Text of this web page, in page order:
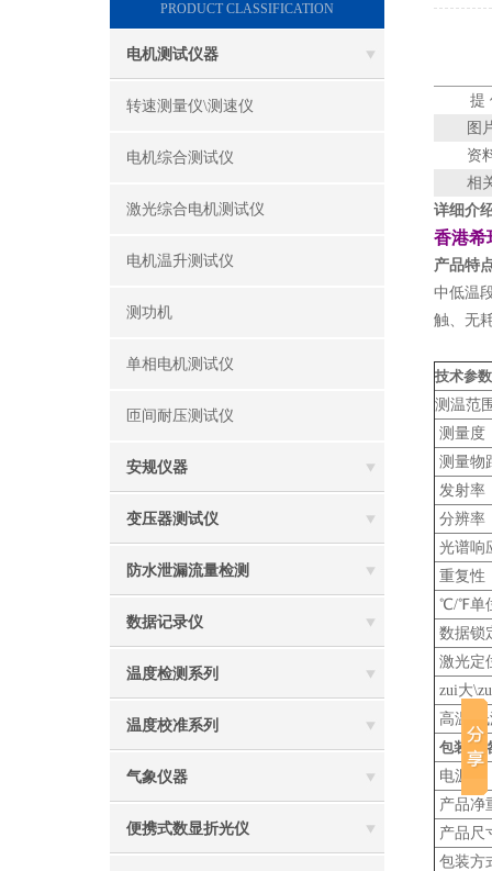
PRODUCT CLASSIFICATION
电机测试仪器
转速测量仪\测速仪
电机综合测试仪
激光综合电机测试仪
电机温升测试仪
测功机
单相电机测试仪
匝间耐压测试仪
安规仪器
变压器测试仪
防水泄漏流量检测
数据记录仪
温度检测系列
温度校准系列
气象仪器
便携式数显折光仪
提
图
资
相
详细介
香港希
产品特
中低温
触、无
技术参数
测温范
测量度
测量物
发射率
分辨率
光谱响
重复性
℃/℉单
数据锁
激光定
zui大
高温\
包装规
电源
产品净
产品尺
包装方